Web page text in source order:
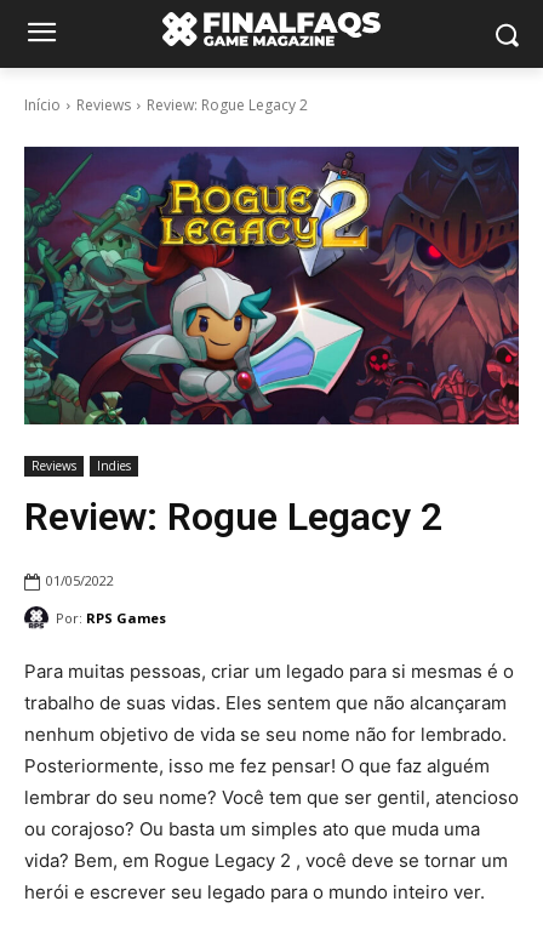
Início Reviews Review: Rogue Legacy 2
Reviews Indies
Review: Rogue Legacy 2
01/05/2022
Por: RPS Games
Para muitas pessoas, criar um legado para si mesmas é o
trabalho de suas vidas. Eles sentem que não alcançaram
nenhum objetivo de vida se seu nome não for lembrado.
Posteriormente, isso me fez pensar! O que faz alguém
lembrar do seu nome? Você tem que ser gentil, atencioso
ou corajoso? Ou basta um simples ato que muda uma
vida? Bem, em Rogue Legacy 2 , você deve se tornar um
herói e escrever seu legado para o mundo inteiro ver.